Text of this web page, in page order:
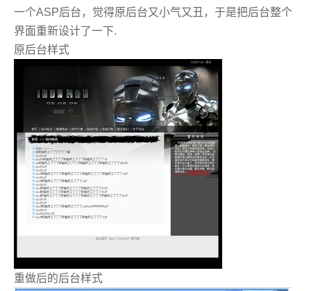
一个ASP后台，觉得原后台又小气又丑，于是把后台整个
界面重新设计了一下.
原后台样式
重做后的后台样式